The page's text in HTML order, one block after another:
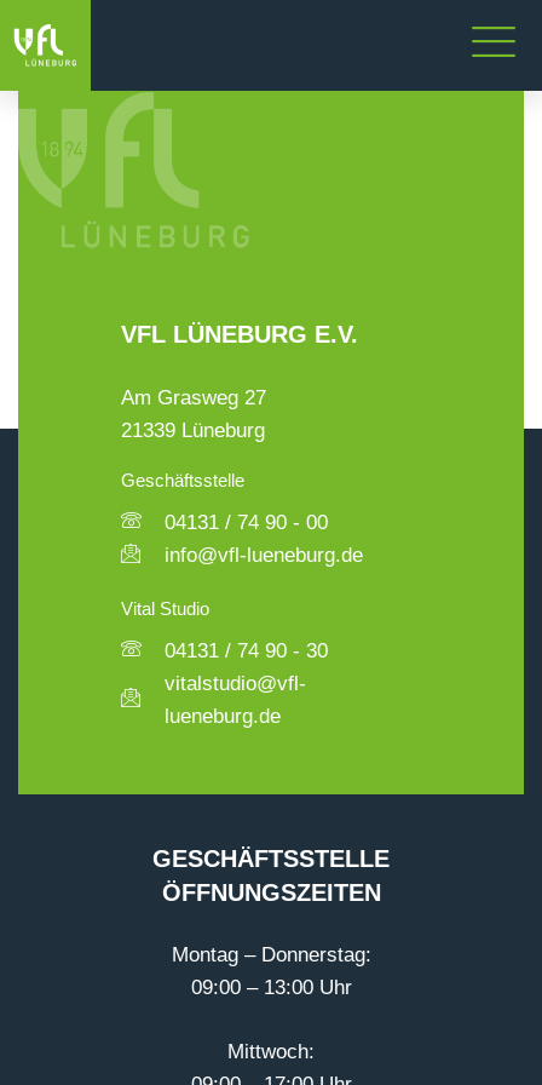
VFL LÜNEBURG E.V.
Am Grasweg 27
21339 Lüneburg
Geschäftsstelle
04131 / 74 90 - 00
info@vfl-lueneburg.de
Vital Studio
04131 / 74 90 - 30
vitalstudio@vfl-
lueneburg.de
GESCHÄFTSSTELLE
ÖFFNUNGSZEITEN
Montag – Donnerstag:
09:00 – 13:00 Uhr
Mittwoch: